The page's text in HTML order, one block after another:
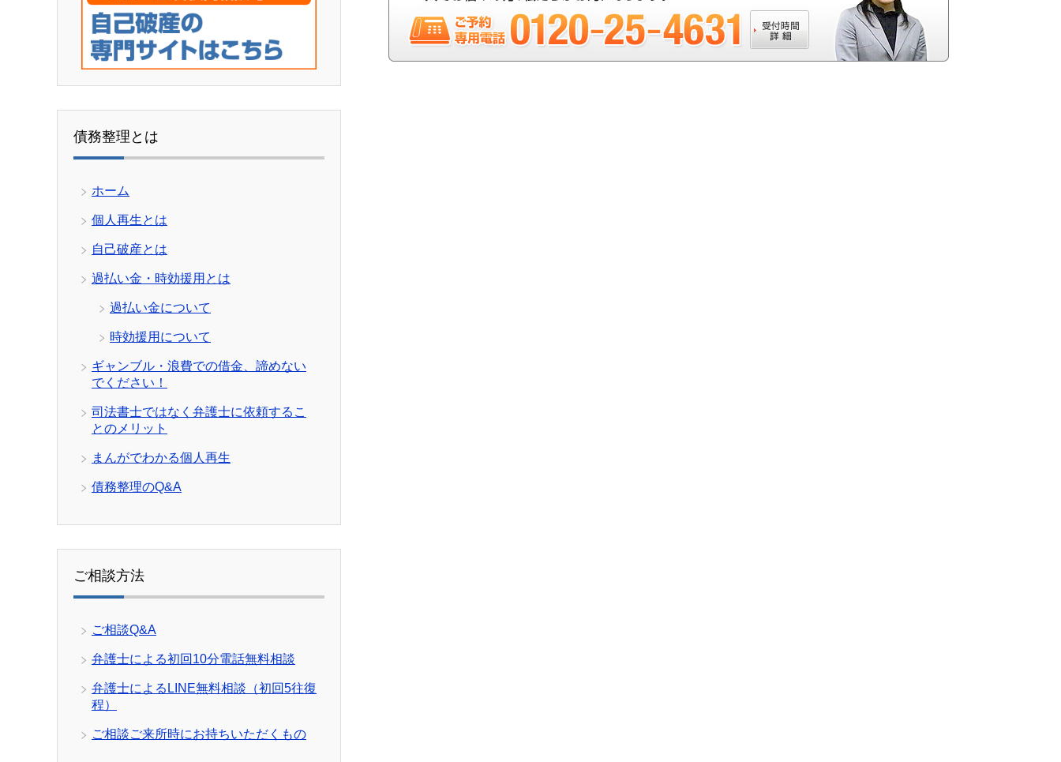
債務整理とは
ホーム
個人再生とは
自己破産とは
過払い金・時効援用とは
過払い金について
時効援用について
ギャンブル・浪費での借金、諦めない
でください！
司法書士ではなく弁護士に依頼するこ
とのメリット
まんがでわかる個人再生
債務整理のQ&A
ご相談方法
ご相談Q&A
弁護士による初回10分電話無料相談
弁護士によるLINE無料相談（初回5往復
程）
ご相談ご来所時にお持ちいただくもの